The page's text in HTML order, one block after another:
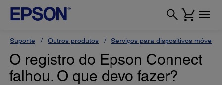
Suporte Outros produtos Serviços para dispositivos móveis
O registro do Epson Connect
falhou. O que devo fazer?